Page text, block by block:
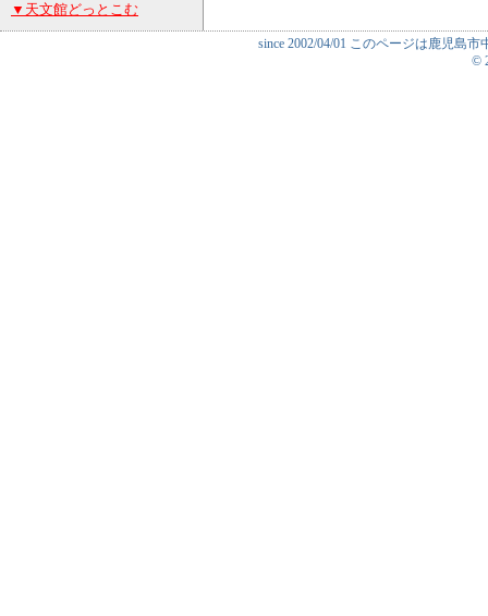
▼天文館どっとこむ
since 2002/04/01 このページは鹿児島
©